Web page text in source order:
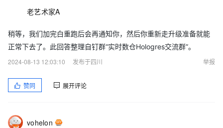
老艺术家A
稍等，我们加完白重跑后会再通知你，然后你重新走升级准备就能
正常下去了。此回答整理自钉群“实时数仓Hologres交流群”。
2024-08-13 12:03:10
发布于四川 举报
赞同 展开评论
vohelon